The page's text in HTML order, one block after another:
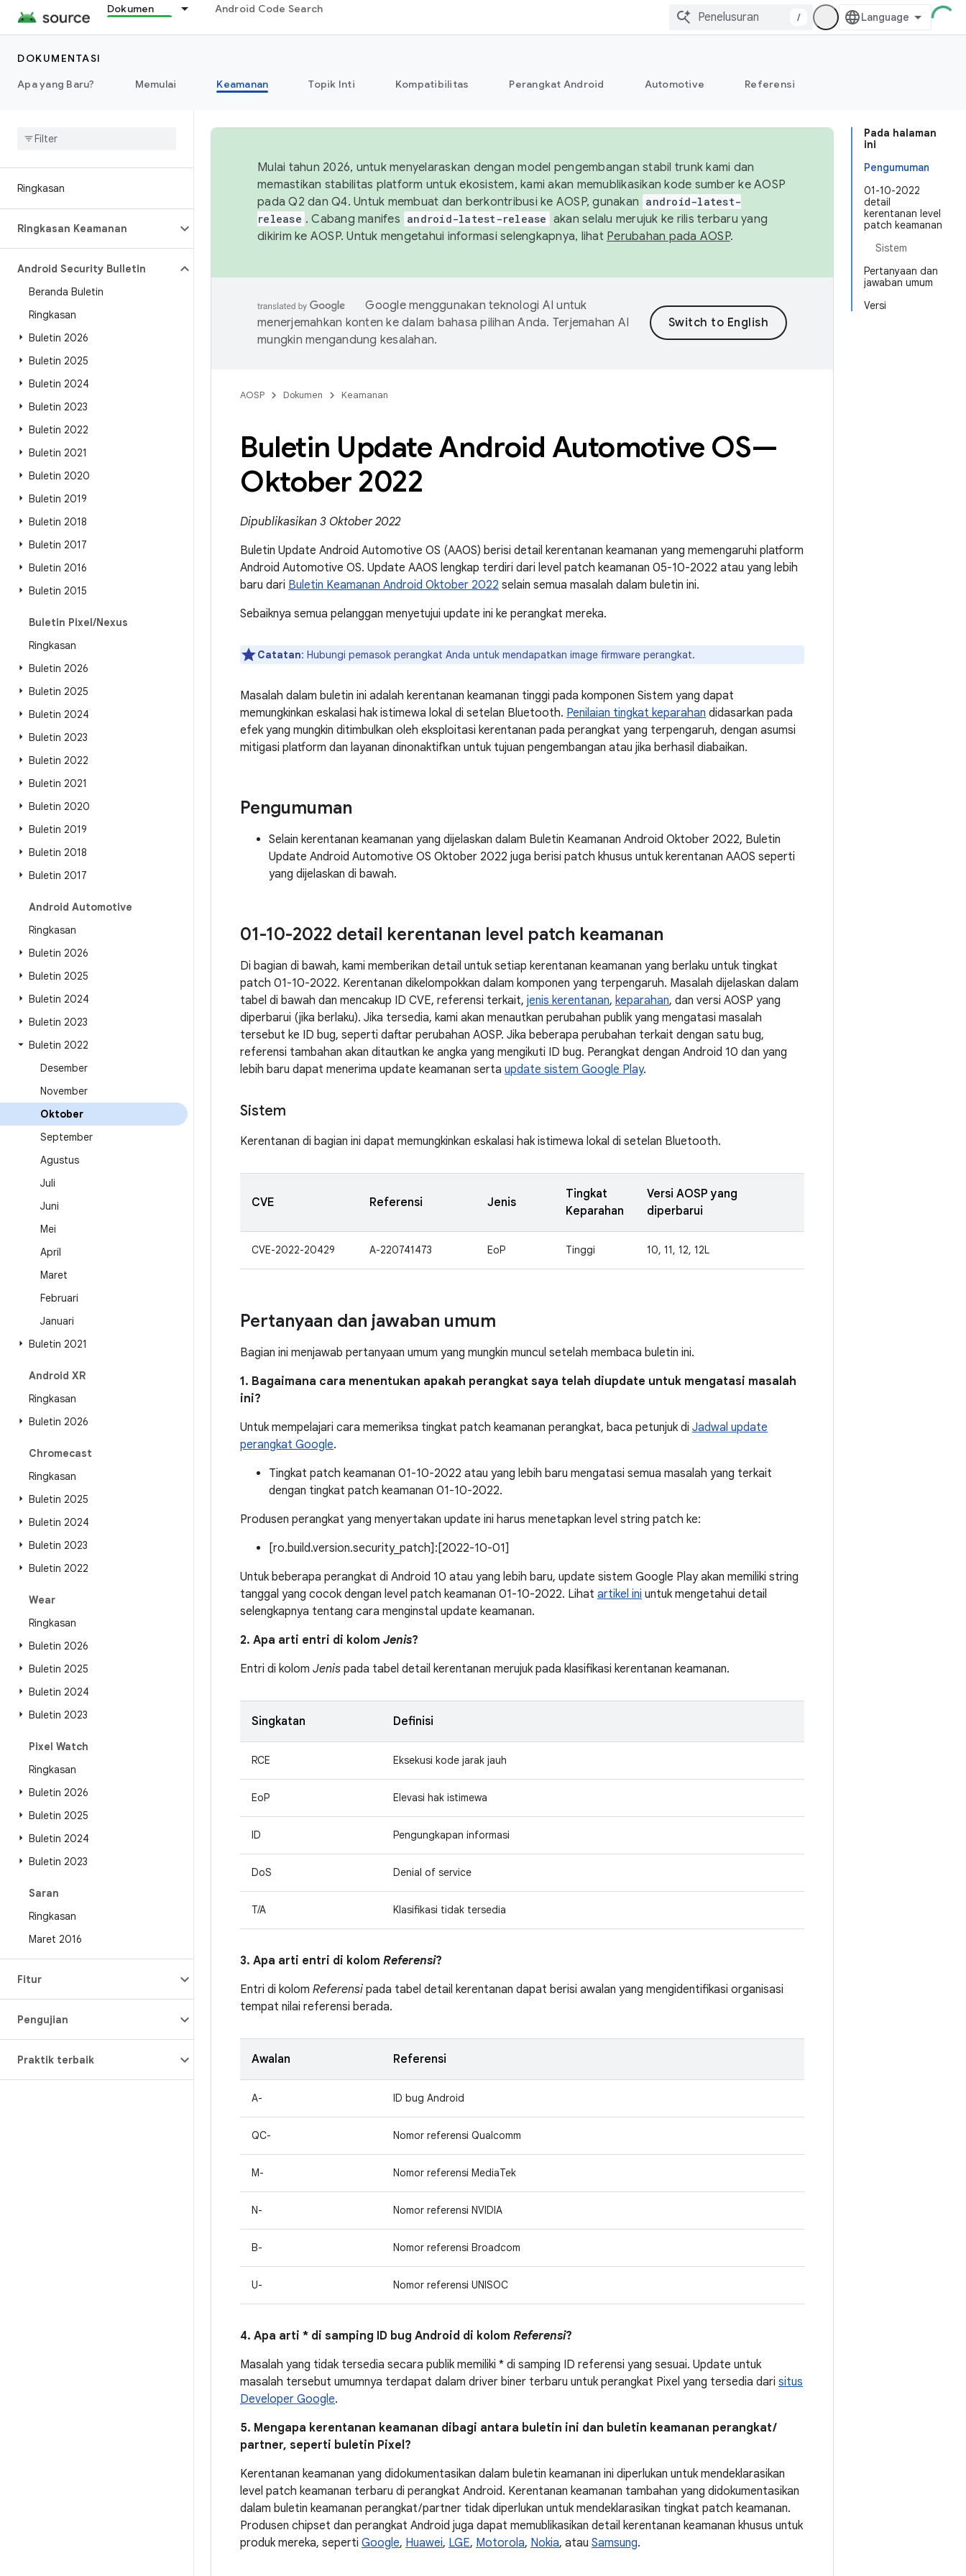
Dokumen Android Code Search
/
DOKUMENTASI
Apa yang Baru?
Memulai Keamanan Topik Inti Kompatibilitas Perangkat Android Automotive Referensi
Ringkasan
Ringkasan Keamanan
Android Security Bulletin
Beranda Buletin
Ringkasan
Buletin 2026
Buletin 2025
Buletin 2024
Buletin 2023
Buletin 2022
Buletin 2021
Buletin 2020
Buletin 2019
Buletin 2018
Buletin 2017
Buletin 2016
Buletin 2015
Buletin Pixel/Nexus
Ringkasan
Buletin 2026
Buletin 2025
Buletin 2024
Buletin 2023
Buletin 2022
Buletin 2021
Buletin 2020
Buletin 2019
Buletin 2018
Buletin 2017
Android Automotive
Ringkasan
Buletin 2026
Buletin 2025
Buletin 2024
Buletin 2023
Buletin 2022
Desember
November
Oktober
September
Agustus
Juli
Juni
Mei
April
Maret
Februari
Januari
Buletin 2021
Android XR
Ringkasan
Buletin 2026
Chromecast
Ringkasan
Buletin 2025
Buletin 2024
Buletin 2023
Buletin 2022
Wear
Ringkasan
Buletin 2026
Buletin 2025
Buletin 2024
Buletin 2023
Pixel Watch
Ringkasan
Buletin 2026
Buletin 2025
Buletin 2024
Buletin 2023
Saran
Ringkasan
Maret 2016
Fitur
Pengujian
Praktik terbaik
Pada halaman
ini
Pengumuman
01-10-2022
detail
kerentanan level
patch keamanan
Sistem
Pertanyaan dan
jawaban umum
Versi
Mulai tahun 2026, untuk menyelaraskan dengan model pengembangan stabil trunk kami dan
memastikan stabilitas platform untuk ekosistem, kami akan memublikasikan kode sumber ke AOSP
pada Q2 dan Q4. Untuk membuat dan berkontribusi ke AOSP, gunakan android-latest-
release . Cabang manifes android-latest-release akan selalu merujuk ke rilis terbaru yang
dikirim ke AOSP. Untuk mengetahui informasi selengkapnya, lihat Perubahan pada AOSP.
Google menggunakan teknologi AI untuk
menerjemahkan konten ke dalam bahasa pilihan Anda. Terjemahan AI
mungkin mengandung kesalahan.
AOSP Dokumen Keamanan
Buletin Update Android Automotive OS—
Oktober 2022
Dipublikasikan 3 Oktober 2022
Buletin Update Android Automotive OS (AAOS) berisi detail kerentanan keamanan yang memengaruhi platform
Android Automotive OS. Update AAOS lengkap terdiri dari level patch keamanan 05-10-2022 atau yang lebih
baru dari Buletin Keamanan Android Oktober 2022 selain semua masalah dalam buletin ini.
Sebaiknya semua pelanggan menyetujui update ini ke perangkat mereka.
Catatan: Hubungi pemasok perangkat Anda untuk mendapatkan image firmware perangkat.
Masalah dalam buletin ini adalah kerentanan keamanan tinggi pada komponen Sistem yang dapat
memungkinkan eskalasi hak istimewa lokal di setelan Bluetooth. Penilaian tingkat keparahan didasarkan pada
efek yang mungkin ditimbulkan oleh eksploitasi kerentanan pada perangkat yang terpengaruh, dengan asumsi
mitigasi platform dan layanan dinonaktifkan untuk tujuan pengembangan atau jika berhasil diabaikan.
Pengumuman
Selain kerentanan keamanan yang dijelaskan dalam Buletin Keamanan Android Oktober 2022, Buletin
Update Android Automotive OS Oktober 2022 juga berisi patch khusus untuk kerentanan AAOS seperti
yang dijelaskan di bawah.
01-10-2022 detail kerentanan level patch keamanan
Di bagian di bawah, kami memberikan detail untuk setiap kerentanan keamanan yang berlaku untuk tingkat
patch 01-10-2022. Kerentanan dikelompokkan dalam komponen yang terpengaruh. Masalah dijelaskan dalam
tabel di bawah dan mencakup ID CVE, referensi terkait, jenis kerentanan, keparahan, dan versi AOSP yang
diperbarui (jika berlaku). Jika tersedia, kami akan menautkan perubahan publik yang mengatasi masalah
tersebut ke ID bug, seperti daftar perubahan AOSP. Jika beberapa perubahan terkait dengan satu bug,
referensi tambahan akan ditautkan ke angka yang mengikuti ID bug. Perangkat dengan Android 10 dan yang
lebih baru dapat menerima update keamanan serta update sistem Google Play.
Sistem
Kerentanan di bagian ini dapat memungkinkan eskalasi hak istimewa lokal di setelan Bluetooth.
CVE Referensi Jenis
Tingkat
Keparahan
Versi AOSP yang
diperbarui
CVE-2022-20429 A-220741473 EoP Tinggi 10, 11, 12, 12L
Pertanyaan dan jawaban umum
Bagian ini menjawab pertanyaan umum yang mungkin muncul setelah membaca buletin ini.
1. Bagaimana cara menentukan apakah perangkat saya telah diupdate untuk mengatasi masalah
ini?
Untuk mempelajari cara memeriksa tingkat patch keamanan perangkat, baca petunjuk di Jadwal update
perangkat Google.
Tingkat patch keamanan 01-10-2022 atau yang lebih baru mengatasi semua masalah yang terkait
dengan tingkat patch keamanan 01-10-2022.
Produsen perangkat yang menyertakan update ini harus menetapkan level string patch ke:
[ro.build.version.security_patch]:[2022-10-01]
Untuk beberapa perangkat di Android 10 atau yang lebih baru, update sistem Google Play akan memiliki string
tanggal yang cocok dengan level patch keamanan 01-10-2022. Lihat artikel ini untuk mengetahui detail
selengkapnya tentang cara menginstal update keamanan.
2. Apa arti entri di kolom Jenis?
Entri di kolom Jenis pada tabel detail kerentanan merujuk pada klasifikasi kerentanan keamanan.
Singkatan Definisi
RCE Eksekusi kode jarak jauh
EoP Elevasi hak istimewa
ID Pengungkapan informasi
DoS Denial of service
T/A Klasifikasi tidak tersedia
3. Apa arti entri di kolom Referensi?
Entri di kolom Referensi pada tabel detail kerentanan dapat berisi awalan yang mengidentifikasi organisasi
tempat nilai referensi berada.
Awalan Referensi
A- ID bug Android
QC- Nomor referensi Qualcomm
M- Nomor referensi MediaTek
N- Nomor referensi NVIDIA
B- Nomor referensi Broadcom
U- Nomor referensi UNISOC
4. Apa arti * di samping ID bug Android di kolom Referensi?
Masalah yang tidak tersedia secara publik memiliki * di samping ID referensi yang sesuai. Update untuk
masalah tersebut umumnya terdapat dalam driver biner terbaru untuk perangkat Pixel yang tersedia dari situs
Developer Google.
5. Mengapa kerentanan keamanan dibagi antara buletin ini dan buletin keamanan perangkat /
partner, seperti buletin Pixel?
Kerentanan keamanan yang didokumentasikan dalam buletin keamanan ini diperlukan untuk mendeklarasikan
level patch keamanan terbaru di perangkat Android. Kerentanan keamanan tambahan yang didokumentasikan
dalam buletin keamanan perangkat / partner tidak diperlukan untuk mendeklarasikan tingkat patch keamanan.
Produsen chipset dan perangkat Android juga dapat memublikasikan detail kerentanan keamanan khusus untuk
produk mereka, seperti Google, Huawei, LGE, Motorola, Nokia, atau Samsung.